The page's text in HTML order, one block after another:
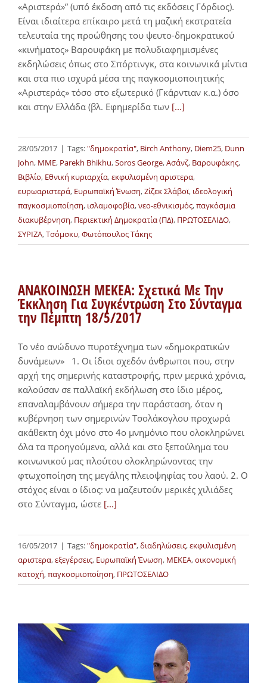
«Αριστερά»” (υπό έκδοση από τις εκδόσεις Γόρδιος).
Είναι ιδιαίτερα επίκαιρο μετά τη μαζική εκστρατεία
τελευταία της προώθησης του ψευτο-δημοκρατικού
«κινήματος» Βαρουφάκη με πολυδιαφημισμένες
εκδηλώσεις όπως στο Σπόρτινγκ, στα κοινωνικά μίντια
και στα πιο ισχυρά μέσα της παγκοσμιοποιητικής
«Αριστεράς» τόσο στο εξωτερικό (Γκάρντιαν κ.α.) όσο
και στην Ελλάδα (βλ. Εφημερίδα των [...]
28/05/2017 | Tags:"δημοκρατία", Birch Anthony, Diem25, Dunn
John, MME, Parekh Bhikhu,Soros George,Ασάνζ, Βαρουφάκης,
Βιβλίο, Εθνική κυριαρχία,εκφυλισμένη αριστερα,
ευρωαριστερά, Ευρωπαϊκή Ένωση,Ζίζεκ Σλάβοϊ, ιδεολογική
παγκοσμιοποίηση, ισλαμοφοβία,νεο-εθνικισμός,παγκόσμια
διακυβέρνηση, Περιεκτική Δημοκρατία (ΠΔ), ΠΡΩΤΟΣΕΛΙΔΟ,
ΣΥΡΙΖΑ,Τσόμσκυ,Φωτόπουλος Τάκης
ΑΝΑΚΟΙΝΩΣΗ ΜΕΚΕΑ: Σχετικά Με Την
Έκκληση Για Συγκέντρωση Στο Σύνταγμα
την Πέμπτη 18/5/2017
Το νέο ανώδυνο πυροτέχνημα των «δημοκρατικών
δυνάμεων» 1. Οι ίδιοι σχεδόν άνθρωποι που, στην
αρχή της σημερινής καταστροφής, πριν μερικά χρόνια,
καλούσαν σε παλλαϊκή εκδήλωση στο ίδιο μέρος,
επαναλαμβάνουν σήμερα την παράσταση, όταν η
κυβέρνηση των σημερινών Τσολάκογλου προχωρά
ακάθεκτη όχι μόνο στο 4ο μνημόνιο που ολοκληρώνει
όλα τα προηγούμενα, αλλά και στο ξεπούλημα του
κοινωνικού μας πλούτου ολοκληρώνοντας την
φτωχοποίηση της μεγάλης πλειοψηφίας του λαού. 2. Ο
στόχος είναι ο ίδιος: να μαζευτούν μερικές χιλιάδες
στο Σύνταγμα, ώστε [...]
16/05/2017 | Tags:"δημοκρατία",διαδηλώσεις,εκφυλισμένη
αριστερα,εξεγέρσεις, Ευρωπαϊκή Ένωση, ΜΕΚΕΑ,οικονομική
κατοχή,παγκοσμιοποίηση, ΠΡΩΤΟΣΕΛΙΔΟ